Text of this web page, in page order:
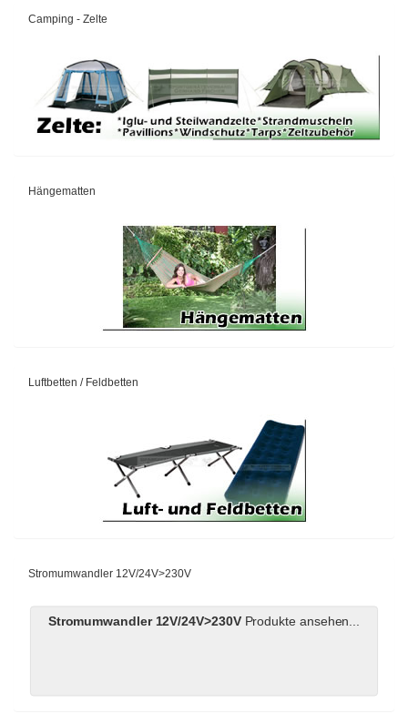
Camping - Zelte
Hängematten
Luftbetten / Feldbetten
Stromumwandler 12V/24V>230V
Stromumwandler 12V/24V>230VProdukte ansehen...